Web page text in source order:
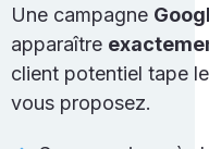
Une campagne
apparaître
client potentiel tape
vous proposez.